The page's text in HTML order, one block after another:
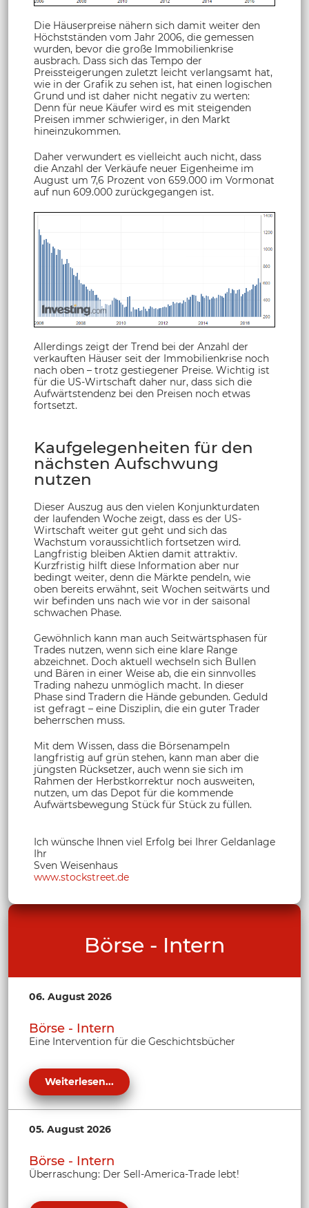
Die Häuserpreise nähern sich damit weiter den
Höchstständen vom Jahr 2006, die gemessen
wurden, bevor die große Immobilienkrise
ausbrach. Dass sich das Tempo der
Preissteigerungen zuletzt leicht verlangsamt hat,
wie in der Grafik zu sehen ist, hat einen logischen
Grund und ist daher nicht negativ zu werten:
Denn für neue Käufer wird es mit steigenden
Preisen immer schwieriger, in den Markt
hineinzukommen.
Daher verwundert es vielleicht auch nicht, dass
die Anzahl der Verkäufe neuer Eigenheime im
August um 7,6 Prozent von 659.000 im Vormonat
auf nun 609.000 zurückgegangen ist.
Allerdings zeigt der Trend bei der Anzahl der
verkauften Häuser seit der Immobilienkrise noch
nach oben – trotz gestiegener Preise. Wichtig ist
für die US-Wirtschaft daher nur, dass sich die
Aufwärtstendenz bei den Preisen noch etwas
fortsetzt.
Kaufgelegenheiten für den
nächsten Aufschwung
nutzen
Dieser Auszug aus den vielen Konjunkturdaten
der laufenden Woche zeigt, dass es der US-
Wirtschaft weiter gut geht und sich das
Wachstum voraussichtlich fortsetzen wird.
Langfristig bleiben Aktien damit attraktiv.
Kurzfristig hilft diese Information aber nur
bedingt weiter, denn die Märkte pendeln, wie
oben bereits erwähnt, seit Wochen seitwärts und
wir befinden uns nach wie vor in der saisonal
schwachen Phase.
Gewöhnlich kann man auch Seitwärtsphasen für
Trades nutzen, wenn sich eine klare Range
abzeichnet. Doch aktuell wechseln sich Bullen
und Bären in einer Weise ab, die ein sinnvolles
Trading nahezu unmöglich macht. In dieser
Phase sind Tradern die Hände gebunden. Geduld
ist gefragt – eine Disziplin, die ein guter Trader
beherrschen muss.
Mit dem Wissen, dass die Börsenampeln
langfristig auf grün stehen, kann man aber die
jüngsten Rücksetzer, auch wenn sie sich im
Rahmen der Herbstkorrektur noch ausweiten,
nutzen, um das Depot für die kommende
Aufwärtsbewegung Stück für Stück zu füllen.
Ich wünsche Ihnen viel Erfolg bei Ihrer Geldanlage
Ihr
Sven Weisenhaus
www.stockstreet.de
Börse - Intern
06. August 2026
Börse - Intern
Eine Intervention für die Geschichtsbücher
Weiterlesen...
05. August 2026
Börse - Intern
Überraschung: Der Sell-America-Trade lebt!